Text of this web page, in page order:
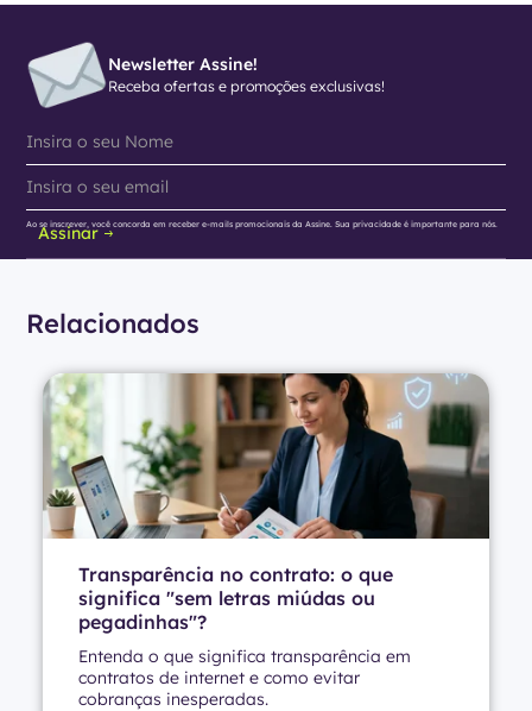
Newsletter Assine!
Receba ofertas e promoções exclusivas!
Assinar
Ao se inscrever, você concorda em receber e-mails promocionais da Assine. Sua privacidade é importante para nós.
Relacionados
Transparência no contrato: o que
significa "sem letras miúdas ou
pegadinhas"?
Entenda o que significa transparência em
contratos de internet e como evitar
cobranças inesperadas.